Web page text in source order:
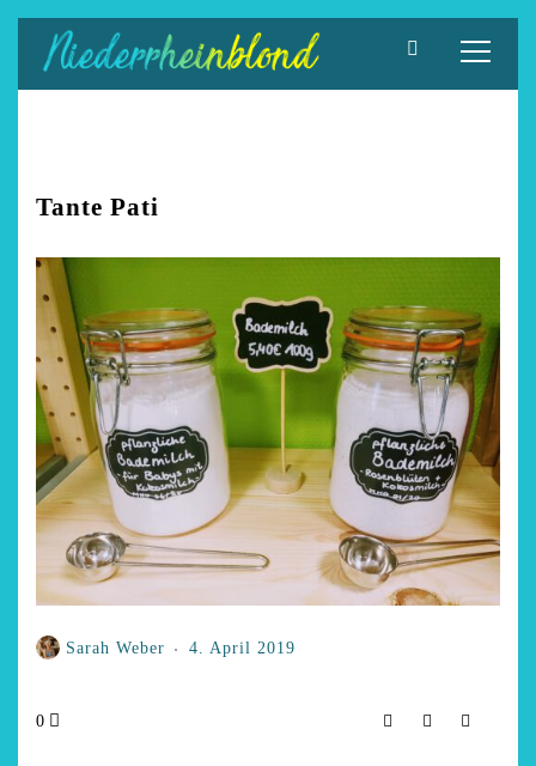
Inhalt
springen
Tante Pati
Sarah Weber 4. April 2019
0